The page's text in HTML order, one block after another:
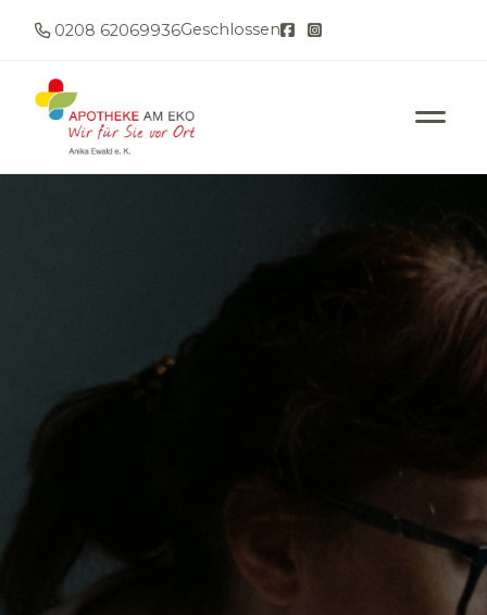
0208 62069936Geschlossen